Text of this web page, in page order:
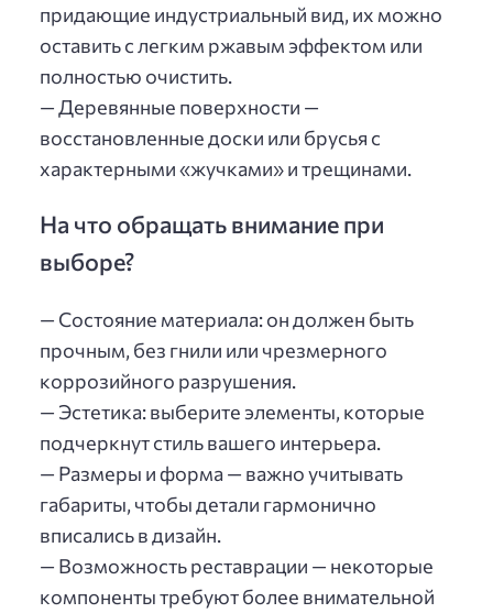
придающие индустриальный вид, их можно
оставить с легким ржавым эффектом или
полностью очистить.
— Деревянные поверхности —
восстановленные доски или брусья с
характерными «жучками» и трещинами.
На что обращать внимание при
выборе?
— Состояние материала: он должен быть
прочным, без гнили или чрезмерного
коррозийного разрушения.
— Эстетика: выберите элементы, которые
подчеркнут стиль вашего интерьера.
— Размеры и форма — важно учитывать
габариты, чтобы детали гармонично
вписались в дизайн.
— Возможность реставрации — некоторые
компоненты требуют более внимательной